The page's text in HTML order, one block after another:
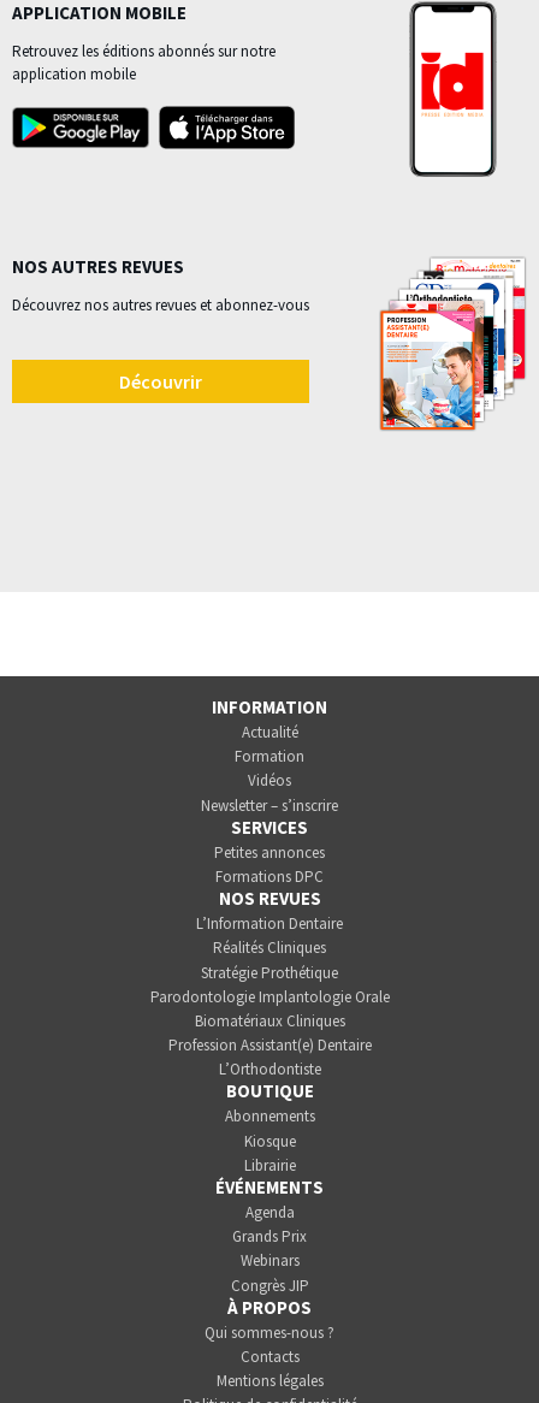
APPLICATION MOBILE
Retrouvez les éditions abonnés sur notre
application mobile
NOS AUTRES REVUES
Découvrez nos autres revues et abonnez-vous
Découvrir
INFORMATION
Actualité
Formation
Vidéos
Newsletter – s’inscrire
SERVICES
Petites annonces
Formations DPC
NOS REVUES
L’Information Dentaire
Réalités Cliniques
Stratégie Prothétique
Parodontologie Implantologie Orale
Biomatériaux Cliniques
Profession Assistant(e) Dentaire
L’Orthodontiste
BOUTIQUE
Abonnements
Kiosque
Librairie
ÉVÉNEMENTS
Agenda
Grands Prix
Webinars
Congrès JIP
À PROPOS
Qui sommes-nous ?
Contacts
Mentions légales